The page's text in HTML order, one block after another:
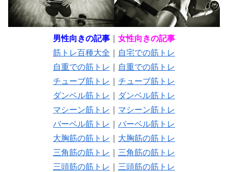
男性向きの記事
女性向きの記事
筋トレ百種大全
自宅での筋トレ
自重での筋トレ
自重での筋トレ
チューブ筋トレ
チューブ筋トレ
ダンベル筋トレ
ダンベル筋トレ
マシーン筋トレ
マシーン筋トレ
バーベル筋トレ
バーベル筋トレ
大胸筋の筋トレ
大胸筋の筋トレ
三角筋の筋トレ
三角筋の筋トレ
三頭筋の筋トレ
三頭筋の筋トレ